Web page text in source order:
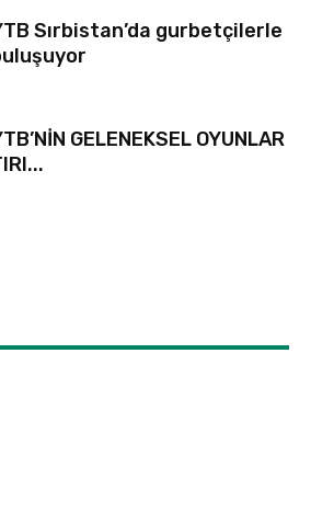
Sırbistan’da gurbetçilerle
GELENEKSEL OYUNLAR